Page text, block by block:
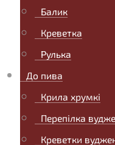
Балик
Креветка
Рулька
До пива
Крила хрумкі
Перепілка
Креветки